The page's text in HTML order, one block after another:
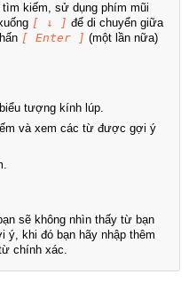
tìm kiếm, sử dụng phím mũi
[ ↓ ] để di chuyển giữa
[ Enter ] (một lần nữa)
tượng kính lúp.
và xem các từ được gợi ý
sẽ không nhìn thấy từ bạn
ý, khi đó bạn hãy nhập thêm
chính xác.